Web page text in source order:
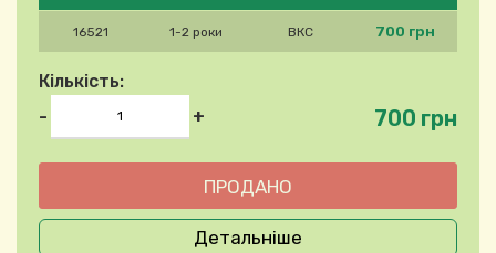
16521 1-2 роки ВКС 700 грн
Кількість:
-
+ 700 грн
Детальніше